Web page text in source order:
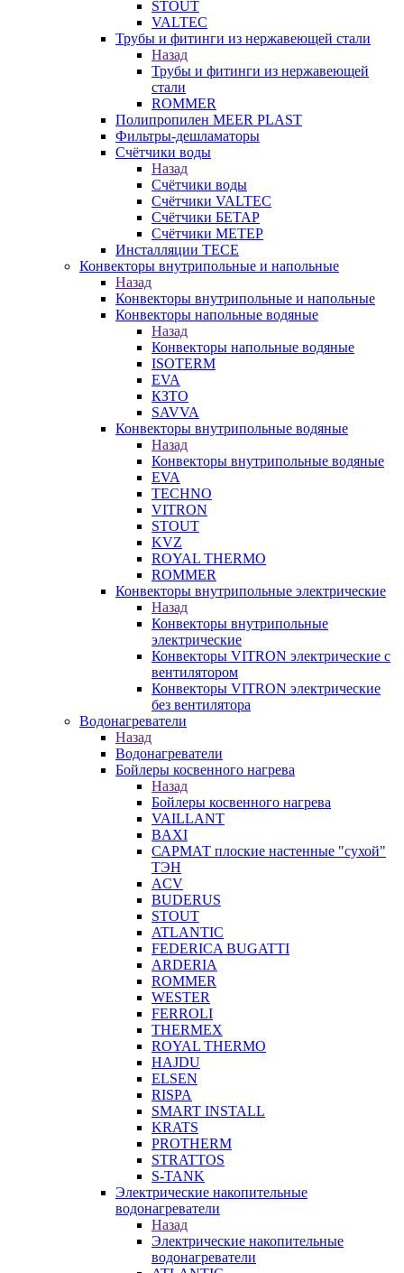
STOUT
VALTEC
Трубы и фитинги из нержавеющей стали
Назад
Трубы и фитинги из нержавеющей
стали
ROMMER
Полипропилен MEER PLAST
Фильтры-дешламаторы
Счётчики воды
Назад
Счётчики воды
Счётчики VALTEC
Счётчики БЕТАР
Счётчики МЕТЕР
Инсталляции TECE
Конвекторы внутрипольные и напольные
Назад
Конвекторы внутрипольные и напольные
Конвекторы напольные водяные
Назад
Конвекторы напольные водяные
ISOTERM
EVA
КЗТО
SAVVA
Конвекторы внутрипольные водяные
Назад
Конвекторы внутрипольные водяные
EVA
TECHNO
VITRON
STOUT
KVZ
ROYAL THERMO
ROMMER
Конвекторы внутрипольные электрические
Назад
Конвекторы внутрипольные
электрические
Конвекторы VITRON электрические с
вентилятором
Конвекторы VITRON электрические
без вентилятора
Водонагреватели
Назад
Водонагреватели
Бойлеры косвенного нагрева
Назад
Бойлеры косвенного нагрева
VAILLANT
BAXI
САРМАТ плоские настенные "сухой"
ТЭН
ACV
BUDERUS
STOUT
ATLANTIC
FEDERICA BUGATTI
ARDERIA
ROMMER
WESTER
FERROLI
THERMEX
ROYAL THERMO
HAJDU
ELSEN
RISPA
SMART INSTALL
KRATS
PROTHERM
STRATTOS
S-TANK
Электрические накопительные
водонагреватели
Назад
Электрические накопительные
водонагреватели